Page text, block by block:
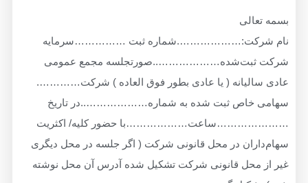
ثبت ……………سرمایه
مجمع عمومی
( یا عادی بطور فوق العاده ) شرکت………….
خاص ثبت شده به شماره………………..در تاریخ
حضور کلیه/ اکثریت
در محل قانونی شرکت ( اگر جلسه در محل دیگری
محل قانونی شرکت تشکیل شده آدرس آن محل نوشته